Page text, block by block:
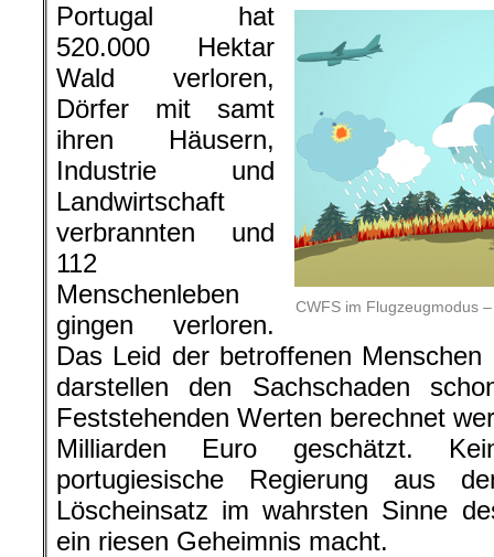
CWFS im Flugzeugmodus
Portugal hat
520.000 Hektar
Wald verloren,
Dörfer mit samt
ihren Häusern,
Industrie und
Landwirtschaft
verbrannten und
112
Menschenleben
gingen verloren.
Das Leid der betroffenen
darstellen den Sachschaden
Feststehenden Werten berechnet
Milliarden Euro geschätzt.
portugiesische Regierung aus
Löscheinsatz im wahrsten Sinne
ein riesen Geheimnis macht.